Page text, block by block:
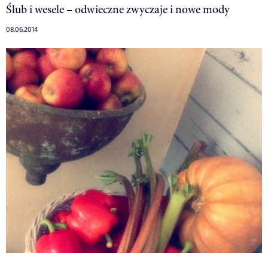
Ślub i wesele – odwieczne zwyczaje i nowe mody
08.06.2014